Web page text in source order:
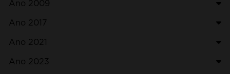
Ano 2009
Ano 2017
Ano 2021
Ano 2023